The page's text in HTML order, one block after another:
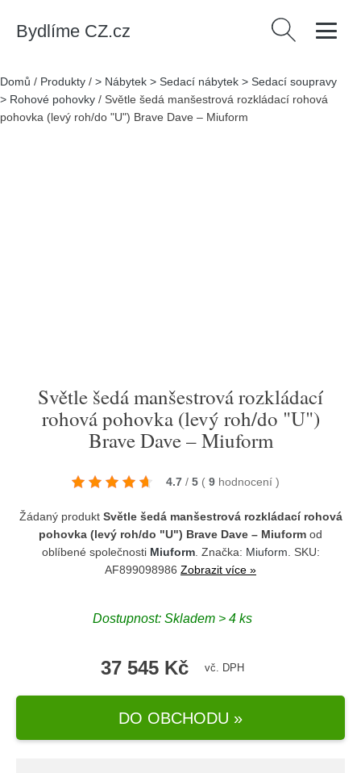
Bydlíme CZ.cz Vyhledávání
Domů / Produkty / > Nábytek > Sedací nábytek > Sedací soupravy
> Rohové pohovky / Světle šedá manšestrová rozkládací rohová
pohovka (levý roh/do "U") Brave Dave – Miuform
Světle šedá manšestrová rozkládací
rohová pohovka (levý roh/do "U")
Brave Dave – Miuform
4.7 / 5 ( 9 hodnocení )
Žádaný produkt Světle šedá manšestrová rozkládací rohová
pohovka (levý roh/do "U") Brave Dave – Miuform od
oblíbené společnosti Miuform. Značka: Miuform . SKU:
AF899098986 Zobrazit více »
Dostupnost: Skladem > 4 ks
37 545 Kč vč. DPH
DO OBCHODU »